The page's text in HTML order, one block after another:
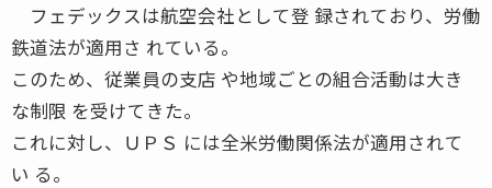
フェデックスは航空会社として登 録されており、労働
鉄道法が適用さ れている。
このため、従業員の支店 や地域ごとの組合活動は大き
な制限 を受けてきた。
これに対し、ＵＰＳ には全米労働関係法が適用されて
い る。